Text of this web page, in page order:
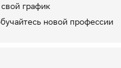
график
новой профессии